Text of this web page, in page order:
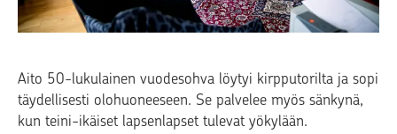
Aito 50-lukulainen vuodesohva löytyi kirpputorilta ja sopi
täydellisesti olohuoneeseen. Se palvelee myös sänkynä,
kun teini-ikäiset lapsenlapset tulevat yökylään.